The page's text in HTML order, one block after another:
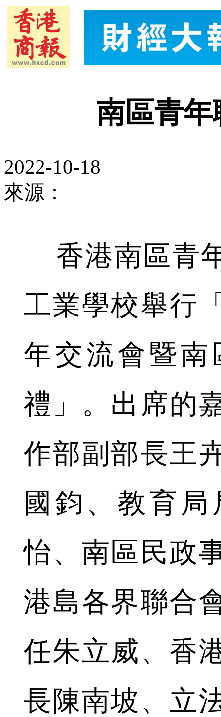
南區青
2022-10-18
來源：
香港南區青
工業學校舉行
年交流會暨南
禮」。出席的
作部副部長王
國鈞、教育
怡、南區民政
港島各界聯合
任朱立威、香
長陳南坡、立